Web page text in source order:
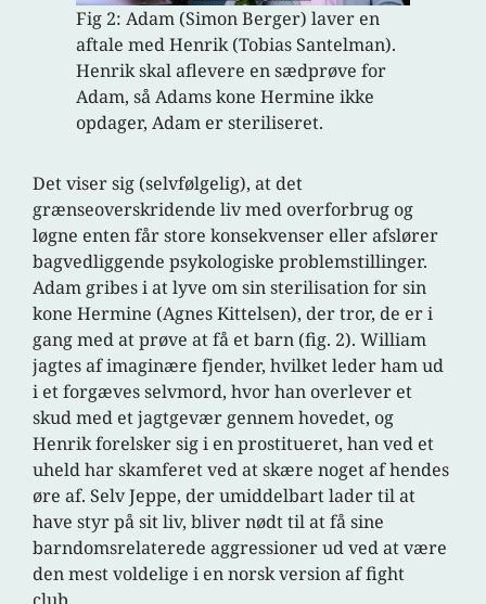
Fig 2: Adam (Simon Berger) laver en
aftale med Henrik (Tobias Santelman).
Henrik skal aflevere en sædprøve for
Adam, så Adams kone Hermine ikke
opdager, Adam er steriliseret.
Det viser sig (selvfølgelig), at det
grænseoverskridende liv med overforbrug og
løgne enten får store konsekvenser eller afslører
bagvedliggende psykologiske problemstillinger.
Adam gribes i at lyve om sin sterilisation for sin
kone Hermine (Agnes Kittelsen), der tror, de er i
gang med at prøve at få et barn (fig. 2). William
jagtes af imaginære fjender, hvilket leder ham ud
i et forgæves selvmord, hvor han overlever et
skud med et jagtgevær gennem hovedet, og
Henrik forelsker sig i en prostitueret, han ved et
uheld har skamferet ved at skære noget af hendes
øre af. Selv Jeppe, der umiddelbart lader til at
have styr på sit liv, bliver nødt til at få sine
barndomsrelaterede aggressioner ud ved at være
den mest voldelige i en norsk version af fight